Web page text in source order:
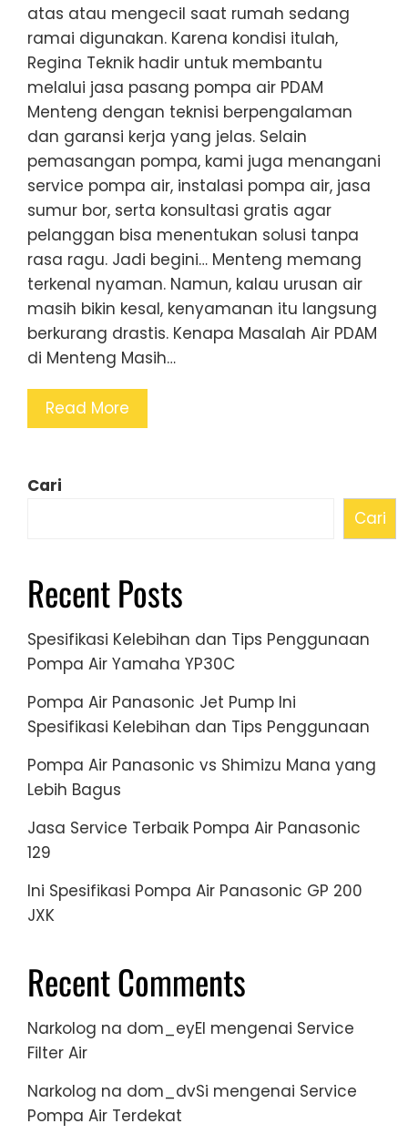
atas atau mengecil saat rumah sedang
ramai digunakan. Karena kondisi itulah,
Regina Teknik hadir untuk membantu
melalui jasa pasang pompa air PDAM
Menteng dengan teknisi berpengalaman
dan garansi kerja yang jelas. Selain
pemasangan pompa, kami juga menangani
service pompa air, instalasi pompa air, jasa
sumur bor, serta konsultasi gratis agar
pelanggan bisa menentukan solusi tanpa
rasa ragu. Jadi begini… Menteng memang
terkenal nyaman. Namun, kalau urusan air
masih bikin kesal, kenyamanan itu langsung
berkurang drastis. Kenapa Masalah Air PDAM
di Menteng Masih…
Read More
Cari
Cari
Recent Posts
Spesifikasi Kelebihan dan Tips Penggunaan
Pompa Air Yamaha YP30C
Pompa Air Panasonic Jet Pump Ini
Spesifikasi Kelebihan dan Tips Penggunaan
Pompa Air Panasonic vs Shimizu Mana yang
Lebih Bagus
Jasa Service Terbaik Pompa Air Panasonic
129
Ini Spesifikasi Pompa Air Panasonic GP 200
JXK
Recent Comments
Narkolog na dom_eyEl mengenai Service
Filter Air
Narkolog na dom_dvSi mengenai Service
Pompa Air Terdekat